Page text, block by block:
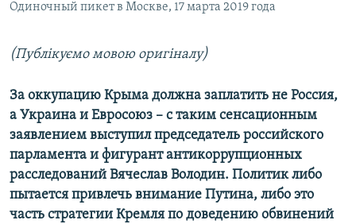
РУС
КТАТ
Одиночный пикет в Москве, 17 марта 2019 года
(Публікуємо мовою оригіналу)
За оккупацию Крыма должна заплатить не Россия,
а Украина и Евросоюз – с таким сенсационным
заявлением выступил председатель российского
парламента и фигурант антикоррупционных
расследований Вячеслав Володин. Политик либо
пытается привлечь внимание Путина, либо это
часть стратегии Кремля по доведению обвинений